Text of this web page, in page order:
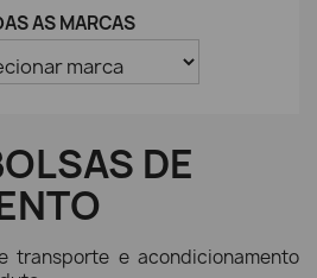
AS MARCAS
DE
transporte e acondicionamento